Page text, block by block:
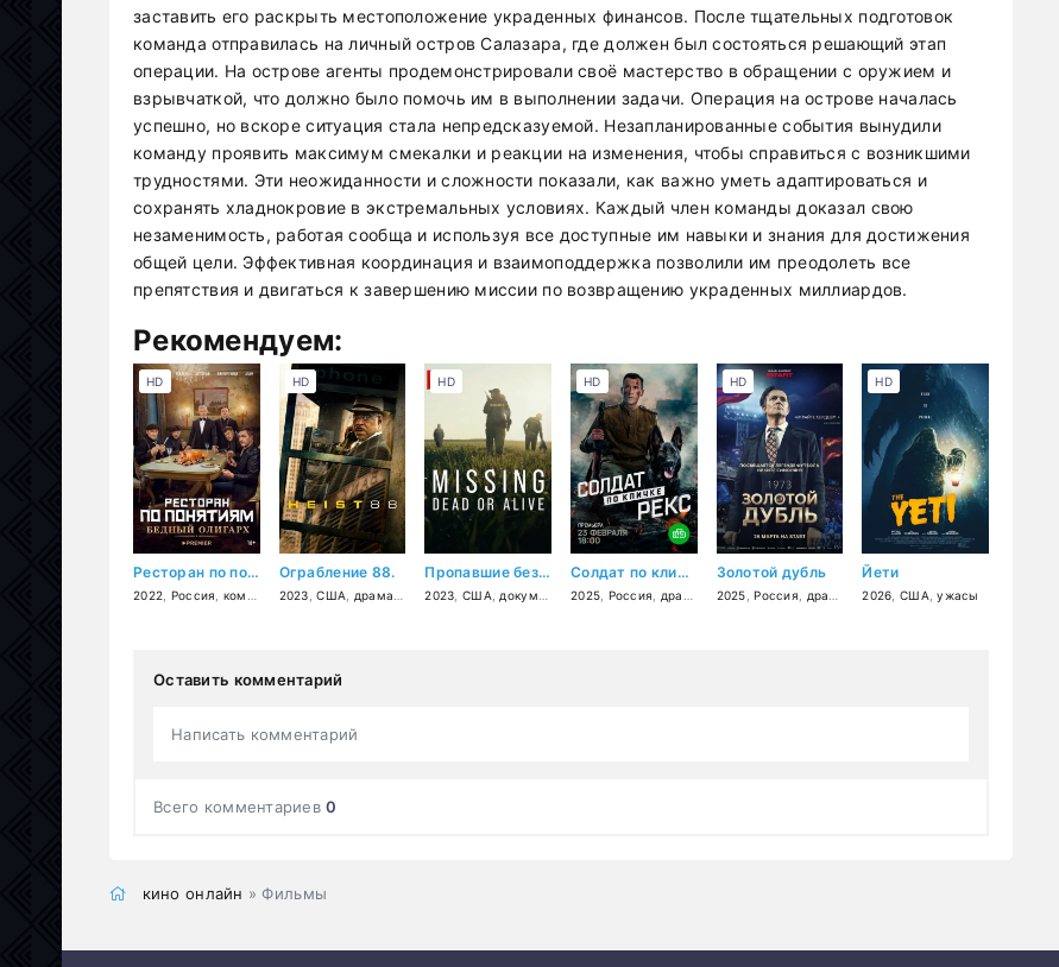
заставить его раскрыть местоположение украденных финансов. После тщательных подготовок
команда отправилась на личный остров Салазара, где должен был состояться решающий этап
операции. На острове агенты продемонстрировали своё мастерство в обращении с оружием и
взрывчаткой, что должно было помочь им в выполнении задачи. Операция на острове началась
успешно, но вскоре ситуация стала непредсказуемой. Незапланированные события вынудили
команду проявить максимум смекалки и реакции на изменения, чтобы справиться с возникшими
трудностями. Эти неожиданности и сложности показали, как важно уметь адаптироваться и
сохранять хладнокровие в экстремальных условиях. Каждый член команды доказал свою
незаменимость, работая сообща и используя все доступные им навыки и знания для достижения
общей цели. Эффективная координация и взаимоподдержка позволили им преодолеть все
препятствия и двигаться к завершению миссии по возвращению украденных миллиардов.
Рекомендуем:
Ресторан по понятиям: Бедный олигарх
2022 Россия комедия
HD
Ограбление 88.
2023 ,США драма криминал
HD
Пропавшие без вести: вопрос жизни и смерти
2023 США документальный ,криминал
HD
Солдат по кличке Рекс
2025 Россия драма военный
HD
Золотой дубль
2025 ,Россия драма спорт, семейный
HD
Йети
2026 США ,ужасы
HD
Оставить комментарий
Написать комментарий
Всего комментариев0
кино онлайн » Фильмы